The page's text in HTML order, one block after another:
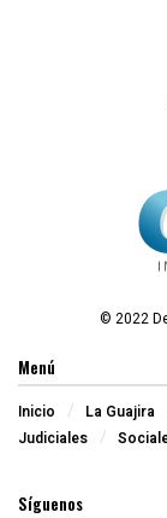
© 2022
Menú
Inicio La Guajira
Judiciales
Síguenos